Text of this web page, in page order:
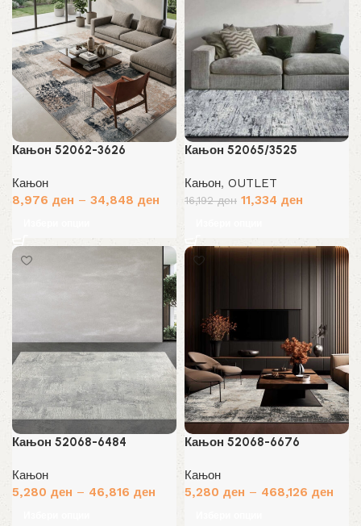
Кањон 52062-3626
Кањон
8,976 ден – 34,848 ден
Кањон 52065/3525
Кањон, OUTLET
16,192ден Original
16,192 ден.
11,334 ден
11,334
Кањон 52068-6484
Кањон
5,280 ден – 46,816 ден
Кањон 52068-6676
Кањон
5,280 ден – 468,126 ден